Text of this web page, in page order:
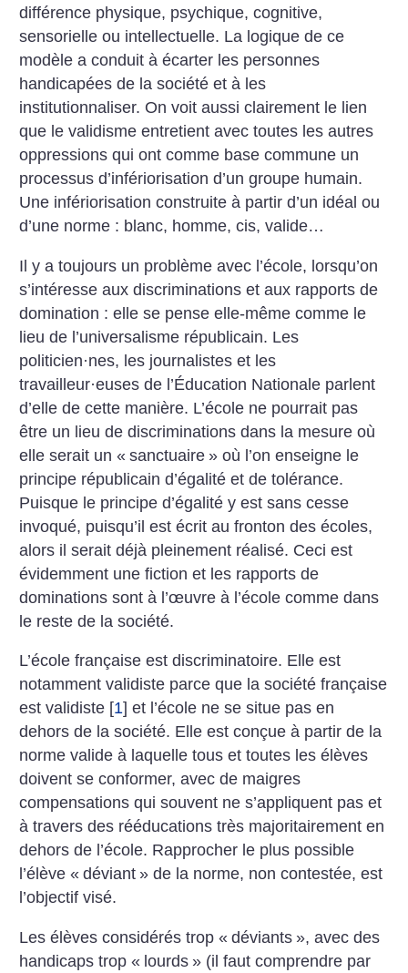
différence physique, psychique, cognitive,
sensorielle ou intellectuelle. La logique de ce
modèle a conduit à écarter les personnes
handicapées de la société et à les
institutionnaliser. On voit aussi clairement le lien
que le validisme entretient avec toutes les autres
oppressions qui ont comme base commune un
processus d’infériorisation d’un groupe humain.
Une infériorisation construite à partir d’un idéal ou
d’une norme : blanc, homme, cis, valide…
Il y a toujours un problème avec l’école, lorsqu’on
s’intéresse aux discriminations et aux rapports de
domination : elle se pense elle-même comme le
lieu de l’universalisme républicain. Les
politicien·nes, les journalistes et les
travailleur·euses de l’Éducation Nationale parlent
d’elle de cette manière. L’école ne pourrait pas
être un lieu de discriminations dans la mesure où
elle serait un « sanctuaire » où l’on enseigne le
principe républicain d’égalité et de tolérance.
Puisque le principe d’égalité y est sans cesse
invoqué, puisqu’il est écrit au fronton des écoles,
alors il serait déjà pleinement réalisé. Ceci est
évidemment une fiction et les rapports de
dominations sont à l’œuvre à l’école comme dans
le reste de la société.
L’école française est discriminatoire. Elle est
notamment validiste parce que la société française
est validiste [1] et l’école ne se situe pas en
dehors de la société. Elle est conçue à partir de la
norme valide à laquelle tous et toutes les élèves
doivent se conformer, avec de maigres
compensations qui souvent ne s’appliquent pas et
à travers des rééducations très majoritairement en
dehors de l’école. Rapprocher le plus possible
l’élève « déviant » de la norme, non contestée, est
l’objectif visé.
Les élèves considérés trop « déviants », avec des
handicaps trop « lourds » (il faut comprendre par